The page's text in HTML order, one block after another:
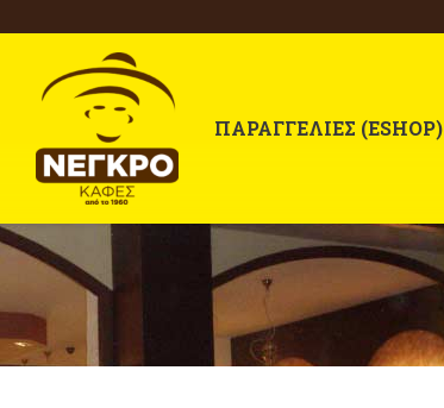
ΠΑΡΑΓΓΕΛΙΕΣ (ESHOP)